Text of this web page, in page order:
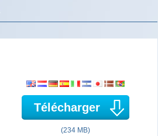
Télécharger
(234 MB)